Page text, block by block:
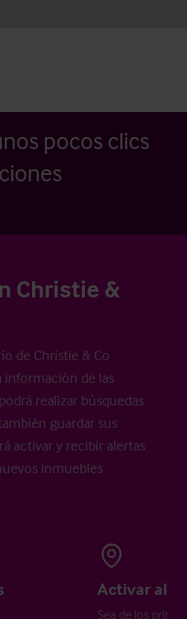
pocos clics
Christie &
de Christie & Co
información de las
realizar búsquedas
guardar sus
activar y recibir alertas
inmuebles
Activar
Sea de los